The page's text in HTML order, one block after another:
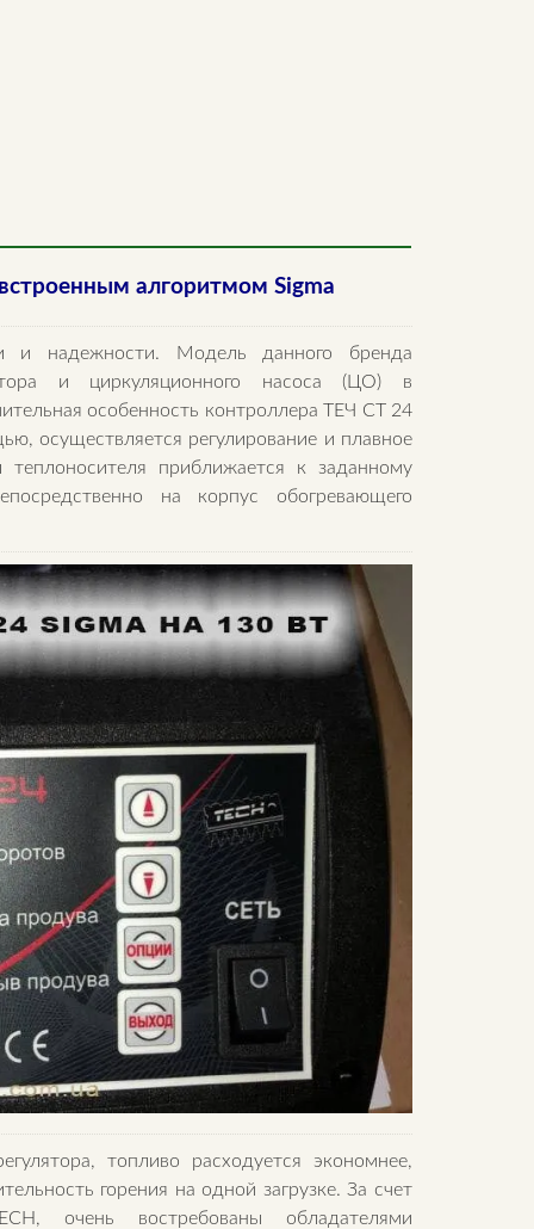
алгоритмом Sigma
и надежности. Модель данного бренда
и циркуляционного насоса (ЦO) в
особенность контроллера ТЕЧ СТ 24
осуществляется регулирование и плавное
приближается к заданному
на корпус обогревающего
топливо расходуется экономнее,
горения на одной загрузке. За счет
очень востребованы обладателями